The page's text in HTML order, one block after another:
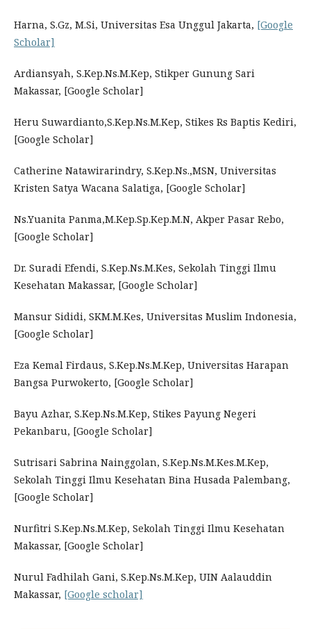
Harna, S.Gz, M.Si, Universitas Esa Unggul Jakarta, [Google
Scholar]
Ardiansyah, S.Kep.Ns.M.Kep, Stikper Gunung Sari
Makassar, [Google Scholar]
Heru Suwardianto,S.Kep.Ns.M.Kep, Stikes Rs Baptis Kediri,
[Google Scholar]
Catherine Natawirarindry, S.Kep.Ns.,MSN, Universitas
Kristen Satya Wacana Salatiga, [Google Scholar]
Ns.Yuanita Panma,M.Kep.Sp.Kep.M.N, Akper Pasar Rebo,
[Google Scholar]
Dr. Suradi Efendi, S.Kep.Ns.M.Kes, Sekolah Tinggi Ilmu
Kesehatan Makassar, [Google Scholar]
Mansur Sididi, SKM.M.Kes, Universitas Muslim Indonesia,
[Google Scholar]
Eza Kemal Firdaus, S.Kep.Ns.M.Kep, Universitas Harapan
Bangsa Purwokerto, [Google Scholar]
Bayu Azhar, S.Kep.Ns.M.Kep, Stikes Payung Negeri
Pekanbaru, [Google Scholar]
Sutrisari Sabrina Nainggolan, S.Kep.Ns.M.Kes.M.Kep,
Sekolah Tinggi Ilmu Kesehatan Bina Husada Palembang,
[Google Scholar]
Nurfitri S.Kep.Ns.M.Kep, Sekolah Tinggi Ilmu Kesehatan
Makassar, [Google Scholar]
Nurul Fadhilah Gani, S.Kep.Ns.M.Kep, UIN Aalauddin
Makassar, [Google scholar]